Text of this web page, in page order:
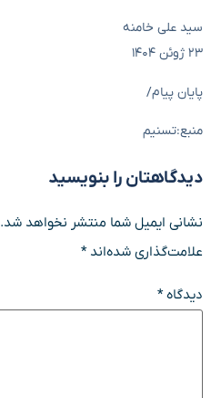
سید علی خامنه
۲۳ ژوئن ۱۴۰۴
پایان پیام/
منبع:تسنیم
دیدگاهتان را بنویسید
نشانی ایمیل شما منتشر نخواهد شد.
علامت‌گذاری شده‌اند*
دیدگاه*